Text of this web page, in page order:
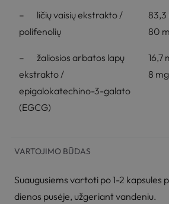
– ličių vaisių ekstrakto /
polifenolių
80
– žaliosios arbatos lapų
ekstrakto /
epigalokatechino-3-galato
(EGCG)
16,7
8 mg
VARTOJIMO BŪDAS
Suaugusiems vartoti po 1-2 kapsules
dienos pusėje, užgeriant vandeniu.